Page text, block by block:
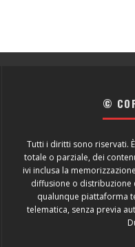
©
Tutti i diritti sono riservati.
totale o parziale, dei
ivi inclusa la
diffusione o distribuzione
qualunque piattaforma
telematica, senza previa